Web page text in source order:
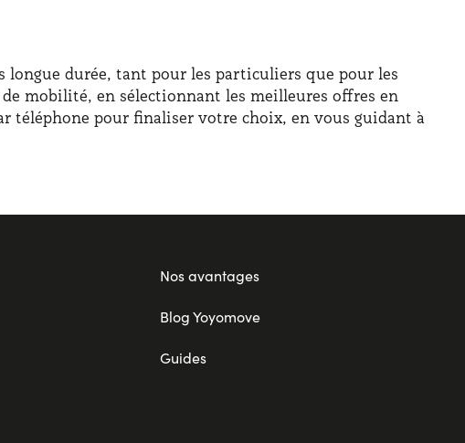
longue durée, tant pour les particuliers que pour les
mobilité, en sélectionnant les meilleures offres en
téléphone pour finaliser votre choix, en vous guidant à
Nos avantages
Blog Yoyomove
Guides